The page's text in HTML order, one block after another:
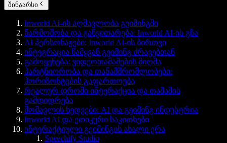
შინაარსი
Inworld AI-ის აღმავლობა გეიმინგში
წარმოშობა და განვითარება: Inworld AI-ის გზა
AI პერსონაჟები: Inworld AI-ის ბირთვი
ინტეგრაცია წამყვან გეიმინგ ძრავებთან
გამოყენება: ვიდეოთამაშების მიღმა
პარტნიორობა და თანამშრომლობები:
ჰორიზონტების გაფართოება
რეალურ დროში ინტერაქცია და თამაშის
გამდიდრება
მომავლის ხედვები: AI და გეიმინგ ინდუსტრია
Inworld AI და ეთიკური საკითხები
ინტერაქტიული გეიმინგის ახალი ერა
Speechify Studio